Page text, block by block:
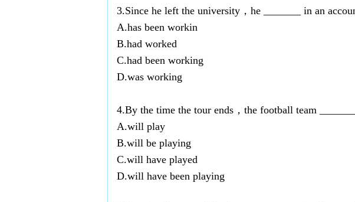
3.Since he left the university，he _______ in an
A.has been workin
B.had worked
C.had been working
D.was working
4.By the time the tour ends，the football team
A.will play
B.will be playing
C.will have played
D.will have been playing